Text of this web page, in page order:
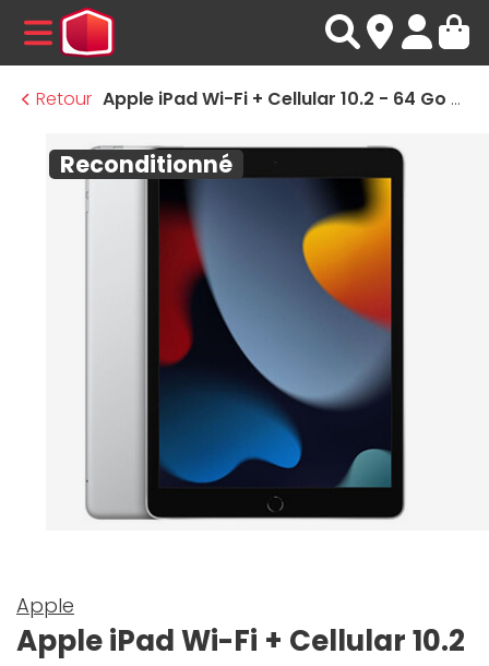
MENU
Retour
Apple iPad Wi-Fi + Cellular 10.2 - 64 Go - Argent (9 ème génération) · Reconditionné
Reconditionné
Apple
Apple iPad Wi-Fi + Cellular 10.2